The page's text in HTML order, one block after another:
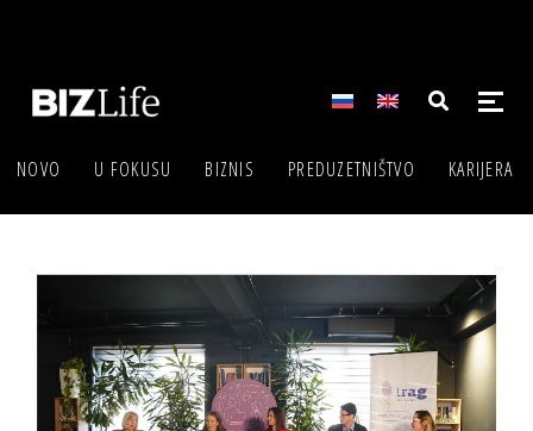
NOVO U FOKUSU BIZNIS PREDUZETNIŠTVO KARIJERA